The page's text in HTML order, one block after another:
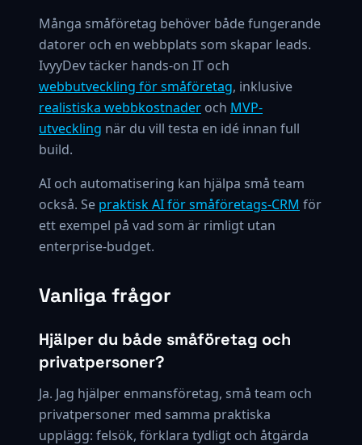
Många småföretag behöver både fungerande
datorer och en webbplats som skapar leads.
IvyyDev täcker hands-on IT och
webbutveckling för småföretag, inklusive
realistiska webbkostnader och MVP-
utveckling när du vill testa en idé innan full
build.
AI och automatisering kan hjälpa små team
också. Se praktisk AI för småföretags-CRM för
ett exempel på vad som är rimligt utan
enterprise-budget.
Vanliga frågor
Hjälper du både småföretag och
privatpersoner?
Ja. Jag hjälper enmansföretag, små team och
privatpersoner med samma praktiska
upplägg: felsök, förklara tydligt och åtgärda